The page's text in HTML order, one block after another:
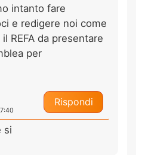
intanto fare
e redigere noi come
REFA da presentare
per
Rispondi
si